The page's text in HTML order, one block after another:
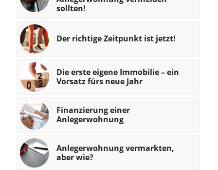
sollten!
Der richtige Zeitpunkt ist jetzt!
Die erste eigene Immobilie – ein
Vorsatz fürs neue Jahr
Finanzierung einer
Anlegerwohnung
Anlegerwohnung vermarkten,
aber wie?